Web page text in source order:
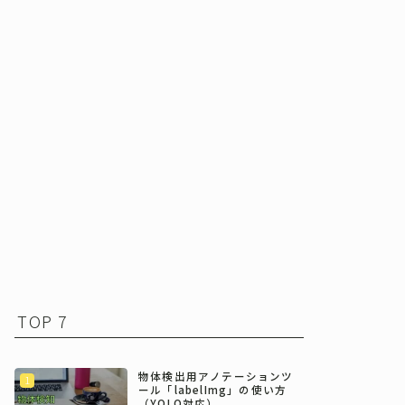
TOP 7
物体検出用アノテーションツ
ール「labelImg」の使い方